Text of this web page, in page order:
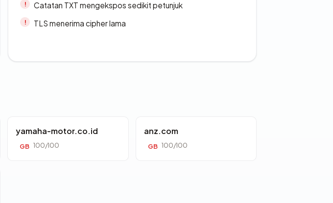
Catatan TXT mengekspos sedikit petunjuk
TLS menerima cipher lama
yamaha-motor.co.id
GB 100/100
anz.com
GB 100/100